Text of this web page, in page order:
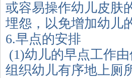
或容易操作幼儿皮肤
埋怨，以免增加幼儿
6.早点的安排
(1)幼儿的早点工作
组织幼儿有序地上厕